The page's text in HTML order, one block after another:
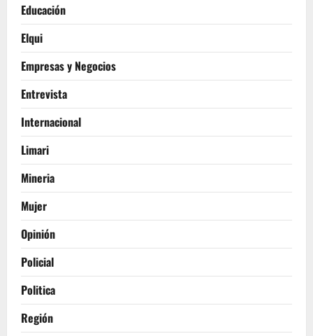
Educación
Elqui
Empresas y Negocios
Entrevista
Internacional
Limari
Mineria
Mujer
Opinión
Policial
Politica
Región